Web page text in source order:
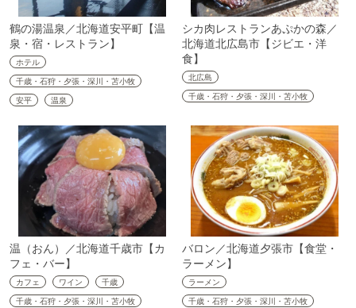
鶴の湯温泉／北海道安平町【温
泉・宿・レストラン】
ホテル
千歳・石狩・夕張・深川・苫小牧
安平
温泉
シカ肉レストランあぷかの森／
北海道北広島市【ジビエ・洋
食】
北広島
千歳・石狩・夕張・深川・苫小牧
温（おん）／北海道千歳市【カ
フェ・バー】
カフェ ワイン
千歳
千歳・石狩・夕張・深川・苫小牧
バロン／北海道夕張市【食堂・
ラーメン】
ラーメン
千歳・石狩・夕張・深川・苫小牧